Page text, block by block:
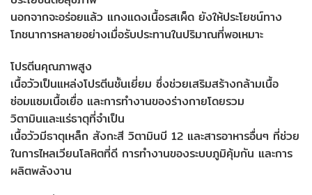
นอกจากจะอร่อยแล้ว แกงแดงเนื้อรสเผ็ด ยังให้ประโยชน์ทาง
โภชนาการหลายอย่างเมื่อรับประทานในปริมาณที่พอเหมาะ
โปรตีนคุณภาพสูง
เนื้อวัวเป็นแหล่งโปรตีนชั้นเยี่ยม ซึ่งช่วยเสริมสร้างกล้ามเนื้อ
ซ่อมแซมเนื้อเยื่อ และการทำงานของร่างกายโดยรวม
วิตามินและแร่ธาตุที่จำเป็น
เนื้อวัวมีธาตุเหล็ก สังกะสี วิตามินบี 12 และสารอาหารอื่นๆ ที่ช่วย
ในการไหลเวียนโลหิตที่ดี การทำงานของระบบภูมิคุ้มกัน และการ
ผลิตพลังงาน